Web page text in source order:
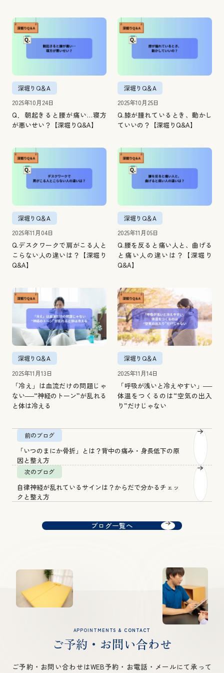
深堀りQ＆A
2025年10月24日
Q．朝起きると腰が痛い…寝方
が悪いせい？【深堀りQ&A】
深堀りQ＆A
2025年10月25日
Q.膝が腫れているとき、動かし
ていいの？【深堀りQ&A】
深堀りQ＆A
2025年11月04日
Q.デスクワークで肩がこる人と
こらない人の違いは？【深堀り
Q&A】
深堀りQ＆A
2025年11月05日
Q.腰を反ると痛い人と、曲げる
と痛い人の違いは？【深堀り
Q&A】
深堀りQ＆A
2025年11月13日
「冷え」は血流だけの問題じゃ
ない──“神経のトーン”が乱れる
と体は冷える
深堀りQ＆A
2025年11月14日
「呼吸が浅いと冷えやすい」──
体温をつくるのは“空気の出入
り”だけじゃない
前のブログ
「いつのまにか骨折」とは？背中の痛み・身長低下の原
因と整え方
次のブログ
自律神経が乱れているサインは？からだで分かるチェッ
クと整え方
ブログ一覧へ
APPOINTMENTS & CONTACT
ご予約・お問い合わせ
ご予約・お問い合わせはWEB予約・お電話・メールにて承って